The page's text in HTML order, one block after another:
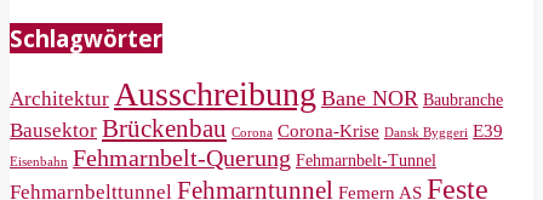
Schlagwörter
Architektur Ausschreibung Bane NOR Baubranche
Bausektor Brückenbau Corona Corona-Krise Dansk Byggeri E39
Eisenbahn Fehmarnbelt-Querung Fehmarnbelt-Tunnel
Fehmarnbelttunnel Fehmarntunnel Femern AS Feste